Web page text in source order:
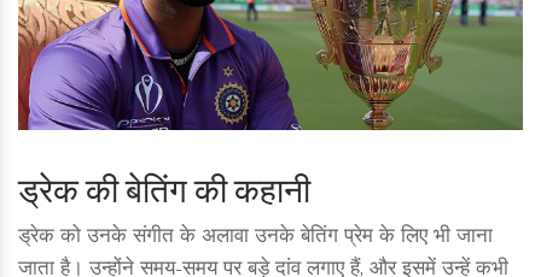
ड्रेक की बेतिंग की कहानी
ड्रेक को उनके संगीत के अलावा उनके बेतिंग प्रेम के लिए भी जाना